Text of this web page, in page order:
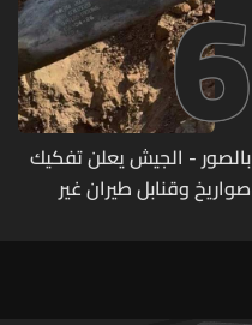
6
بالصور - الجيش يعلن تفكيك
صواريخ وقنابل طيران غير